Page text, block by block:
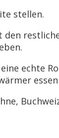
stellen.
echte